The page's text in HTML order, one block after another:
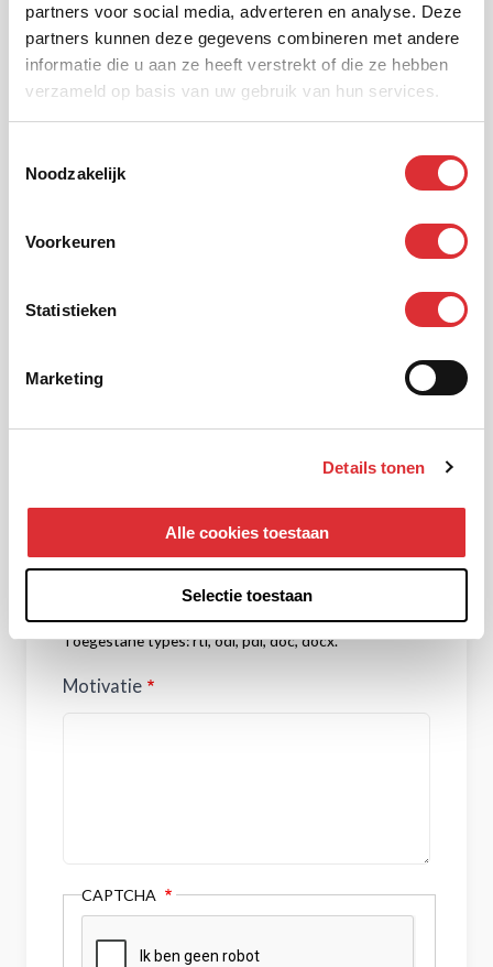
partners voor social media, adverteren en analyse. Deze
partners kunnen deze gegevens combineren met andere
informatie die u aan ze heeft verstrekt of die ze hebben
verzameld op basis van uw gebruik van hun services.
Noodzakelijk
Voorkeuren
Statistieken
Marketing
Details tonen
Alle cookies toestaan
Selectie toestaan
Voornaam
E-mail
CV
Slechts één bestand.
2 MB limiet.
Toegestane types: rtf, odf, pdf, doc, docx.
Motivatie
CAPTCHA